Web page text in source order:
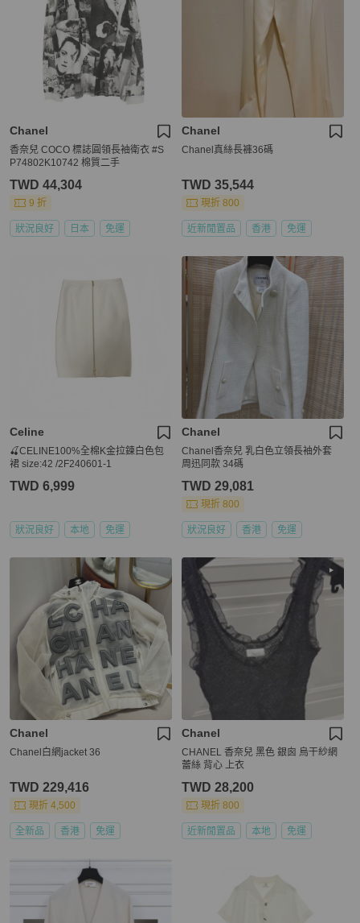
Chanel
香奈兒 COCO 標誌圓領長袖衛衣 #S
P74802K10742 棉質二手
TWD 44,304
9 折
狀況良好 日本 免運
Chanel
Chanel真絲長褲36碼
TWD 35,544
現折 800
近新閒置品 香港 免運
Celine
🍒CELINE100%全棉K金拉鍊白色包
裙 size:42 /2F240601-1
TWD 6,999
狀況良好 本地 免運
Chanel
Chanel香奈兒 乳白色立領長袖外套
周迅同款 34碼
TWD 29,081
現折 800
狀況良好 香港 免運
Chanel
Chanel白網jacket 36
TWD 229,416
現折 4,500
全新品 香港 免運
Chanel
CHANEL 香奈兒 黑色 銀囪 烏干紗網
蕾絲 背心 上衣
TWD 28,200
現折 800
近新閒置品 本地 免運